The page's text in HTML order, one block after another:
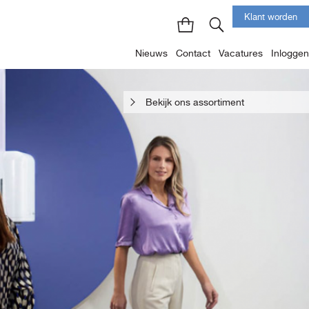
Nieuws Contact Vacatures Inloggen
Klant worden
Bekijk ons assortiment